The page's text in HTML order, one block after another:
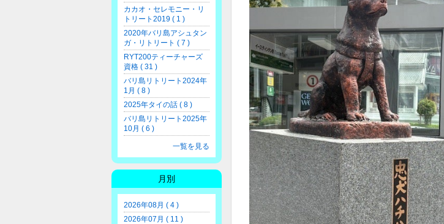
カカオ・セレモニー・リ
トリート2019 ( 1 )
2020年バリ島アシュタン
ガ・リトリート ( 7 )
RYT200ティーチャーズ
資格 ( 31 )
バリ島リトリート2024年
1月 ( 8 )
2025年タイの話 ( 8 )
バリ島リトリート2025年
10月 ( 6 )
一覧を見る
月別
2026年08月 ( 4 )
2026年07月 ( 11 )